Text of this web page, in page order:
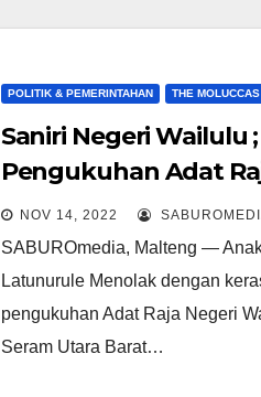
POLITIK & PEMERINTAHAN THE MOLUCCAS
Saniri Negeri Wailulu
Pengukuhan Adat
Wailulu Hingga proses
Selesai
NOV 14, 2022
SABUROmedia, Malteng —
Latunurule Menolak dengan
pengukuhan Adat Raja Negeri
Seram Utara Barat…